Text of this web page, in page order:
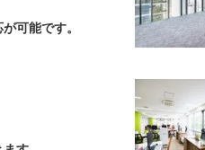
可能です。